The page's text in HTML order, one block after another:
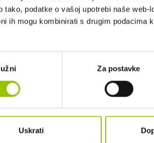
tako, podatke o vašoj upotrebi naše
ih mogu kombinirati s drugim podacima
Za postavke
Uskrati
MOGUĆ PREMA DOGOVORU.
IZGLED I
CRVENA